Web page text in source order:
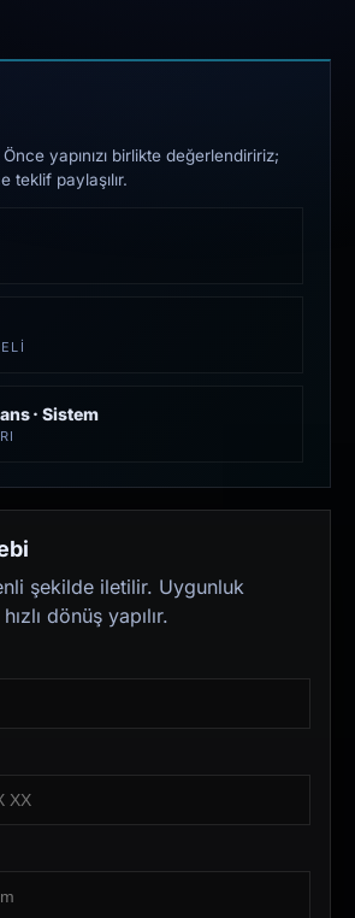
Önce yapınızı birlikte değerlendiririz;
teklif paylaşılır.
· Sistem
şekilde iletilir. Uygunluk
dönüş yapılır.